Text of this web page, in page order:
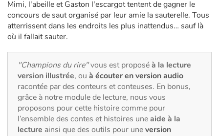
Écologie, nature, saisons
Les animaux
Voyage, épopée, enquête, aventure
Autour du monde
Apprentissage
Mimi, l'abeille et Gaston l'escargot tentent de gagner le
concours de saut organisé par leur amie la sauterelle. Tous
atterrissent dans les endroits les plus inattendus… sauf là
où il fallait sauter.
"Champions du rire"vous est proposéà la lecture
version illustrée, ou à écouter en version audio
racontée par des conteurs et conteuses. En bonus,
grâce à notre module de lecture, nous vous
proposons pour cette histoire comme pour
l’ensemble des contes et histoires uneaide à la
lecture ainsi que des outils pour uneversion